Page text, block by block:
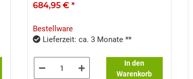
684,95 € *
Bestellware
Lieferzeit: ca. 3 Monate **
In den
Warenkorb